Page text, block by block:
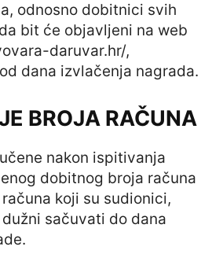
odnosno dobitnici svih
bit će objavljeni na web
daruvar.hr/,
dana izvlačenja nagrada.
BROJA RAČUNA
nakon ispitivanja
dobitnog broja računa
koji su sudionici,
sačuvati do dana